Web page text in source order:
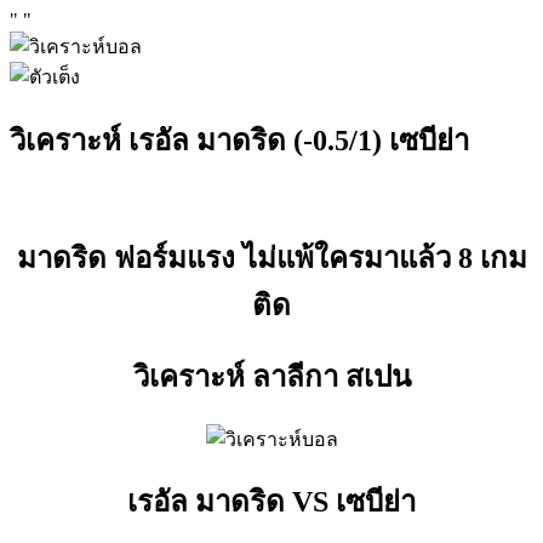
" "
วิเคราะห์ เรอัล มาดริด (-0.5/1) เซบีย่า
มาดริด ฟอร์มแรง ไม่แพ้ใครมาแล้ว 8 เกม
ติด
วิเคราะห์ ลาลีกา สเปน
เรอัล มาดริด VS เซบีย่า